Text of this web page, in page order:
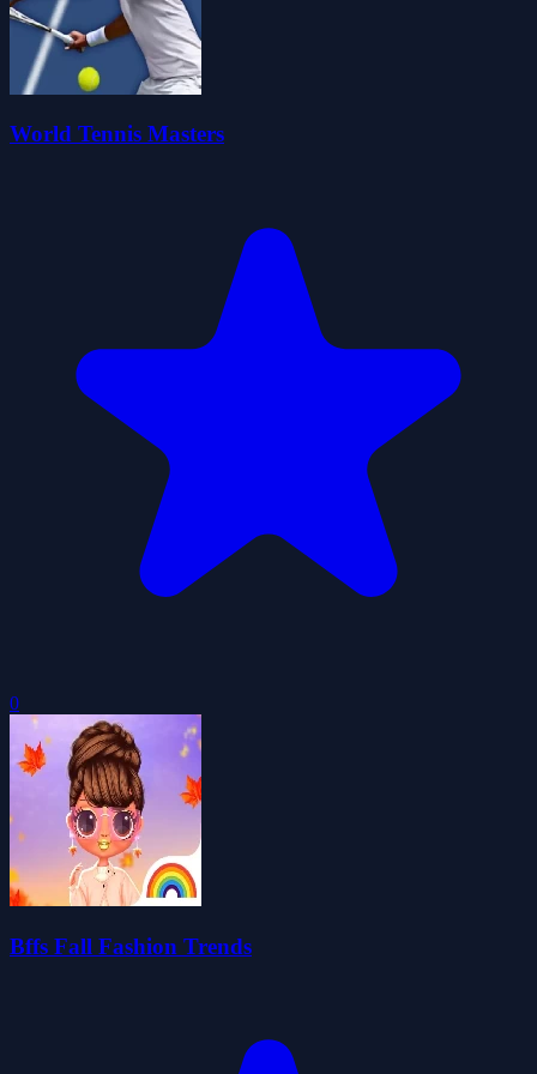
World Tennis Masters
0
Bffs Fall Fashion Trends